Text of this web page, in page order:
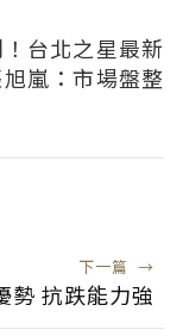
台北之星最新
嵐：市場盤整
下一篇 →
勢 抗跌能力強